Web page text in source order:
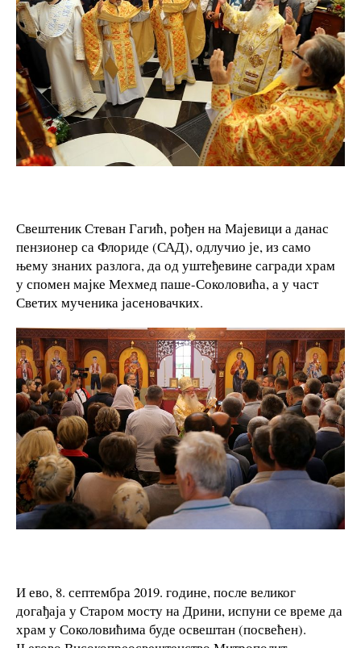
Свештеник Стеван Гагић, рођен на Мајевици а данас
пензионер са Флориде (САД), одлучио је, из само
њему знаних разлога, да од уштеђевине сагради храм
у спомен мајке Мехмед паше-Соколовића, а у част
Светих мученика јасеновачких.
И ево, 8. септембра 2019. године, после великог
догађаја у Старом мосту на Дрини, испуни се време да
храм у Соколовићима буде освештан (посвећен).